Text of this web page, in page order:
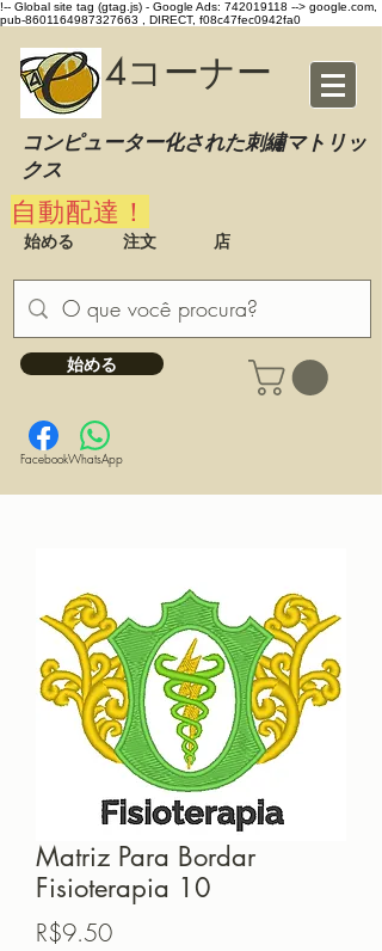
!-- Global site tag (gtag.js) - Google Ads: 742019118 --> google.com,
pub-8601164987327663 , DIRECT, f08c47fec0942fa0
4コーナー
コンピューター化された刺繡マトリッ
クス
自動配達！
始める 注文 店
始める
FacebookWhatsApp
Matriz Para Bordar
Fisioterapia 10
R$9.50価